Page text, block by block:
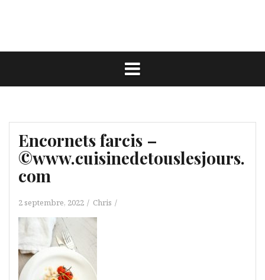
Encornets farcis –
©www.cuisinedetouslesjours.
com
2 septembre, 2022 Chris